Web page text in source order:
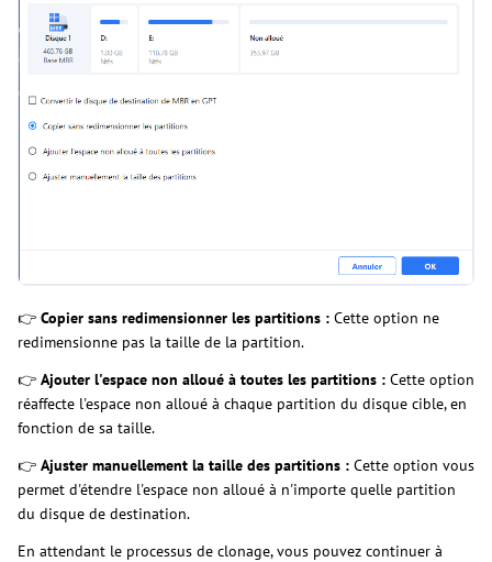
👉 Copier sans redimensionner les partitions : Cette option ne
redimensionne pas la taille de la partition.
👉 Ajouter l'espace non alloué à toutes les partitions : Cette option
réaffecte l'espace non alloué à chaque partition du disque cible, en
fonction de sa taille.
👉 Ajuster manuellement la taille des partitions : Cette option vous
permet d'étendre l'espace non alloué à n'importe quelle partition
du disque de destination.
En attendant le processus de clonage, vous pouvez continuer à